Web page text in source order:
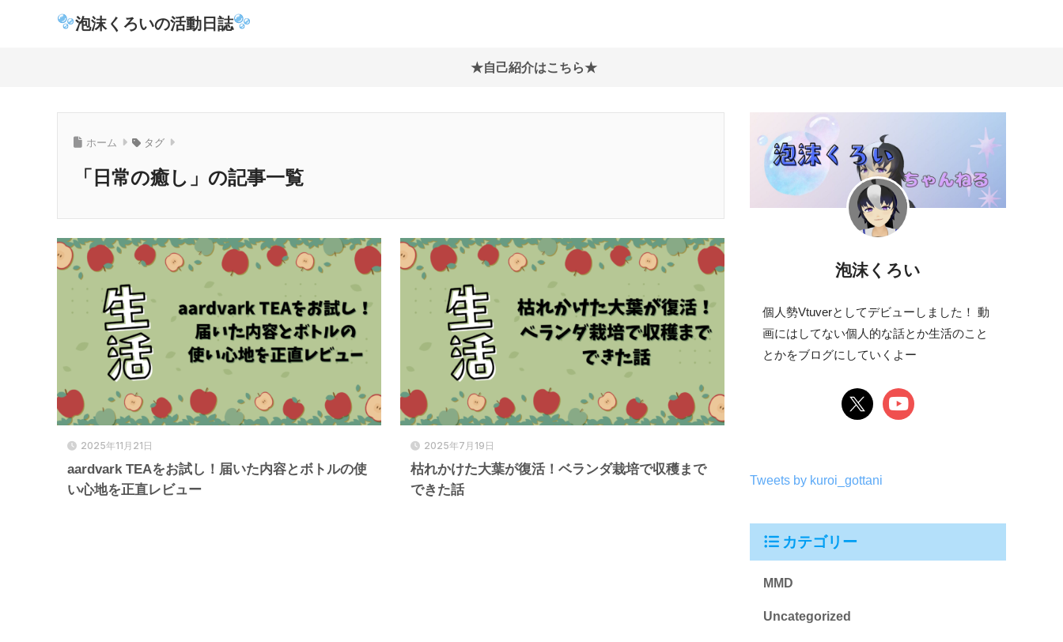
泡沫くろいの活動日誌
★自己紹介はこちら★
ホーム タグ
「日常の癒し」の記事一覧
2025年11月21日
aardvark TEAをお試し！届いた内容とボトルの使
い心地を正直レビュー
2025年7月19日
枯れかけた大葉が復活！ベランダ栽培で収穫まで
できた話
泡沫くろい
個人勢Vtuverとしてデビューしました！ 動
画にはしてない個人的な話とか生活のこと
とかをブログにしていくよー
Tweets by kuroi_gottani
カテゴリー
MMD
Uncategorized